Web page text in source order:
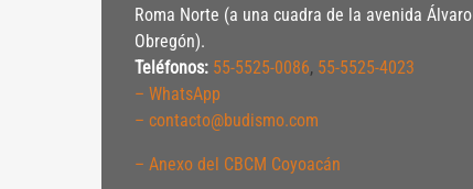
Roma Norte (a una cuadra de la avenida Álvaro
Obregón).
Teléfonos: 55-5525-0086, 55-5525-4023
– WhatsApp
– contacto@budismo.com
– Anexo del CBCM Coyoacán